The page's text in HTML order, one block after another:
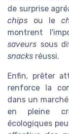
de surprise
chips ou le
montrent
saveurs sous
snacks réussi.
Enfin, prêter
renforce la
dans un
en pleine
écologiques